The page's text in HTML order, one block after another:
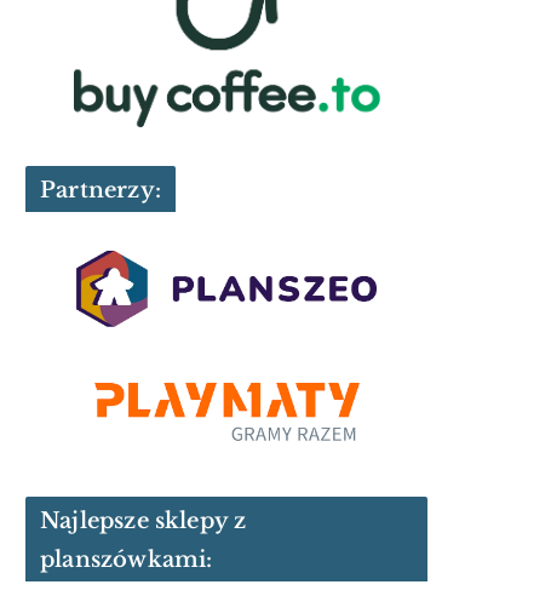
Partnerzy:
Najlepsze sklepy z
planszówkami: